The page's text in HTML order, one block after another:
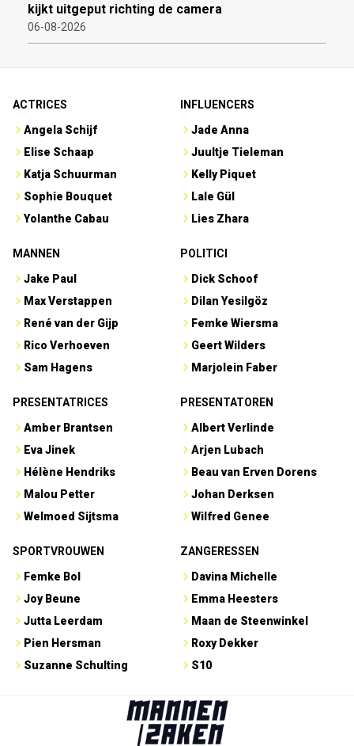
kijkt uitgeput richting de camera
06-08-2026
ACTRICES
Angela Schijf
Elise Schaap
Katja Schuurman
Sophie Bouquet
Yolanthe Cabau
INFLUENCERS
Jade Anna
Juultje Tieleman
Kelly Piquet
Lale Gül
Lies Zhara
MANNEN
Jake Paul
Max Verstappen
René van der Gijp
Rico Verhoeven
Sam Hagens
POLITICI
Dick Schoof
Dilan Yesilgöz
Femke Wiersma
Geert Wilders
Marjolein Faber
PRESENTATRICES
Amber Brantsen
Eva Jinek
Hélène Hendriks
Malou Petter
Welmoed Sijtsma
PRESENTATOREN
Albert Verlinde
Arjen Lubach
Beau van Erven Dorens
Johan Derksen
Wilfred Genee
SPORTVROUWEN
Femke Bol
Joy Beune
Jutta Leerdam
Pien Hersman
Suzanne Schulting
ZANGERESSEN
Davina Michelle
Emma Heesters
Maan de Steenwinkel
Roxy Dekker
S10